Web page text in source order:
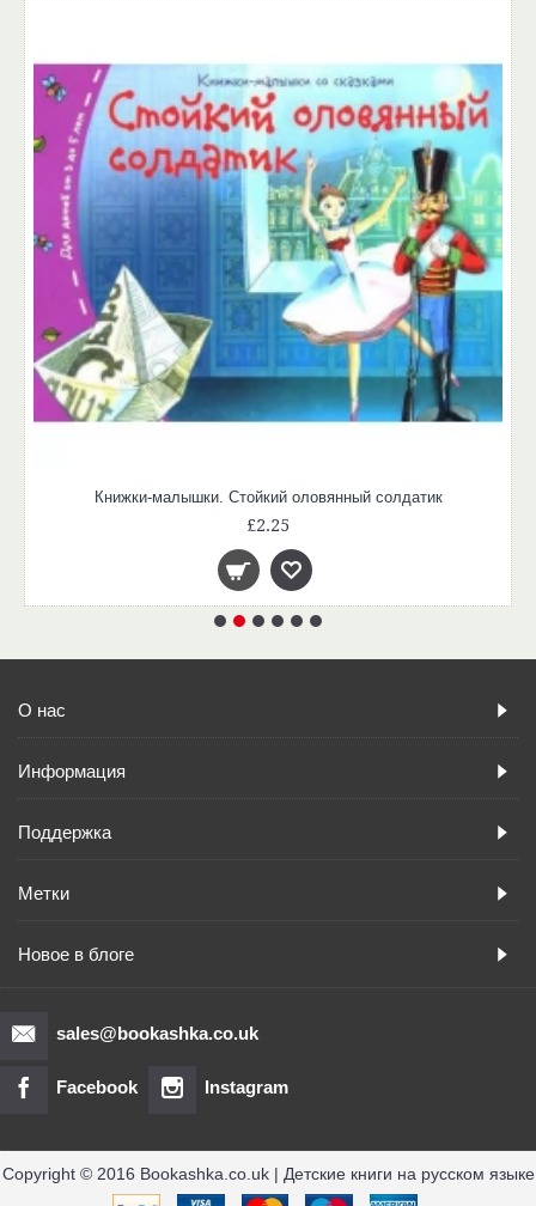
Книжки-малышки. Стойкий оловянный солдатик
£2.25
О нас
Информация
Поддержка
Метки
Новое в блоге
sales@bookashka.co.uk
Facebook Instagram
Copyright © 2016 Bookashka.co.uk | Детские книги на русском языке